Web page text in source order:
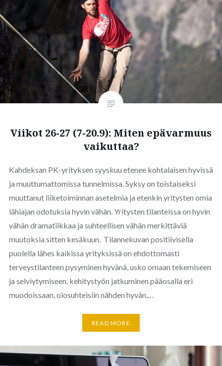
Viikot 26-27 (7-20.9): Miten epävarmuus
vaikuttaa?
Kahdeksan PK-yrityksen syyskuu etenee kohtalaisen hyvissä
ja muuttumattomissa tunnelmissa. Syksy on toistaiseksi
muuttanut liiketoiminnan asetelmia ja etenkin yritysten omia
lähiajan odotuksia hyvin vähän. Yritysten tilanteissa on hyvin
vähän dramatiikkaa ja suhteellisen vähän merkittäviä
muutoksia sitten kesäkuun. Tilannekuvan positiivisella
puolella lähes kaikissa yrityksissä on ehdottomasti
terveystilanteen pysyminen hyvänä, usko omaan tekemiseen
ja selviytymiseen, kehitystyön jatkuminen pääosalla eri
muodoissaan, olosuhteisiin nähden hyvän,…
READ MORE